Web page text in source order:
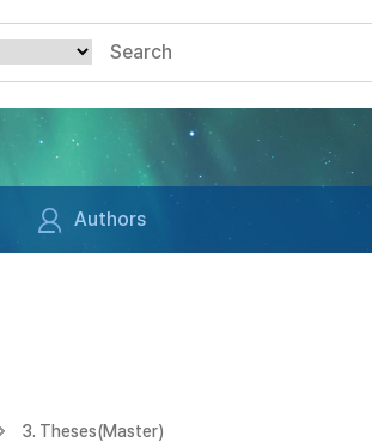
Authors
3. Theses(Master)